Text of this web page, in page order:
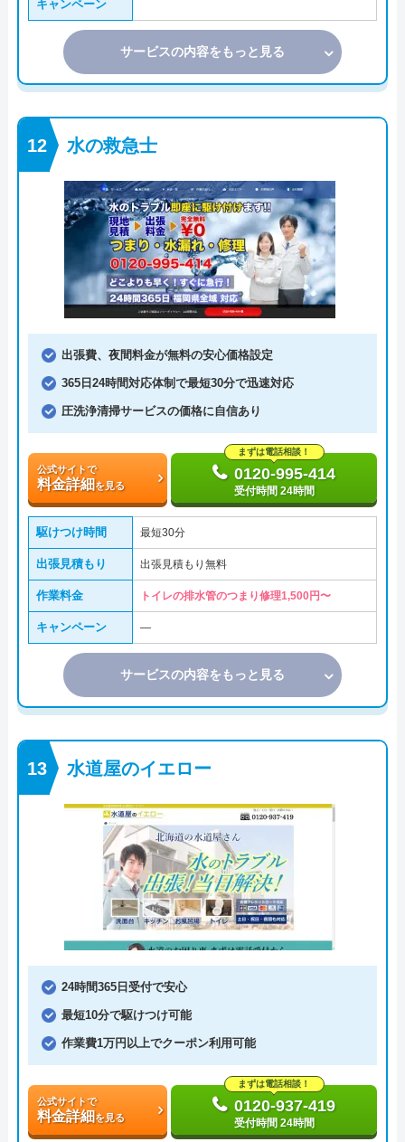
キャンペーン
サービスの内容をもっと見る
水の救急士
出張費、夜間料金が無料の安心価格設定
365日24時間対応体制で最短30分で迅速対応
圧洗浄清掃サービスの価格に自信あり
公式サイトで
料金詳細を見る
まずは電話相談！
0120-995-414
受付時間 24時間
駆けつけ時間 最短30分
出張見積もり 出張見積もり無料
作業料金 トイレの排水管のつまり修理1,500円〜
キャンペーン ―
サービスの内容をもっと見る
水道屋のイエロー
24時間365日受付で安心
最短10分で駆けつけ可能
作業費1万円以上でクーポン利用可能
公式サイトで
料金詳細を見る
まずは電話相談！
0120-937-419
受付時間 24時間